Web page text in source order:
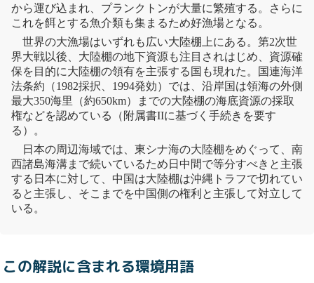
から運び込まれ、 プランクトンが大量に繁殖する。さらに
これを餌とする魚介類も集まるため好漁場となる。
世界の大漁場はいずれも広い大陸棚 上にある。第2次世
界大戦以後、大陸棚の地下資源も注目されはじめ、資源確
保を目的に大陸棚の領有を主張する国も現れた。
国連海洋
法条約 （1982採択、1994発効）では、沿岸国は領海の外側
最大350海里（約650km）までの大陸棚の海底資源の採取
権などを認めている（附属書IIに基づく手続きを要す
る）。
日本の周辺海域では、東シナ海の大陸棚 をめぐって、 南
西諸島海溝まで続いているため日中間で等分すべきと主張
する日本に対して、中国は大陸棚は沖縄トラフで切れてい
ると主張し、そこまでを中国側の権利と主張して対立して
いる。
この解説に含まれる環境用語